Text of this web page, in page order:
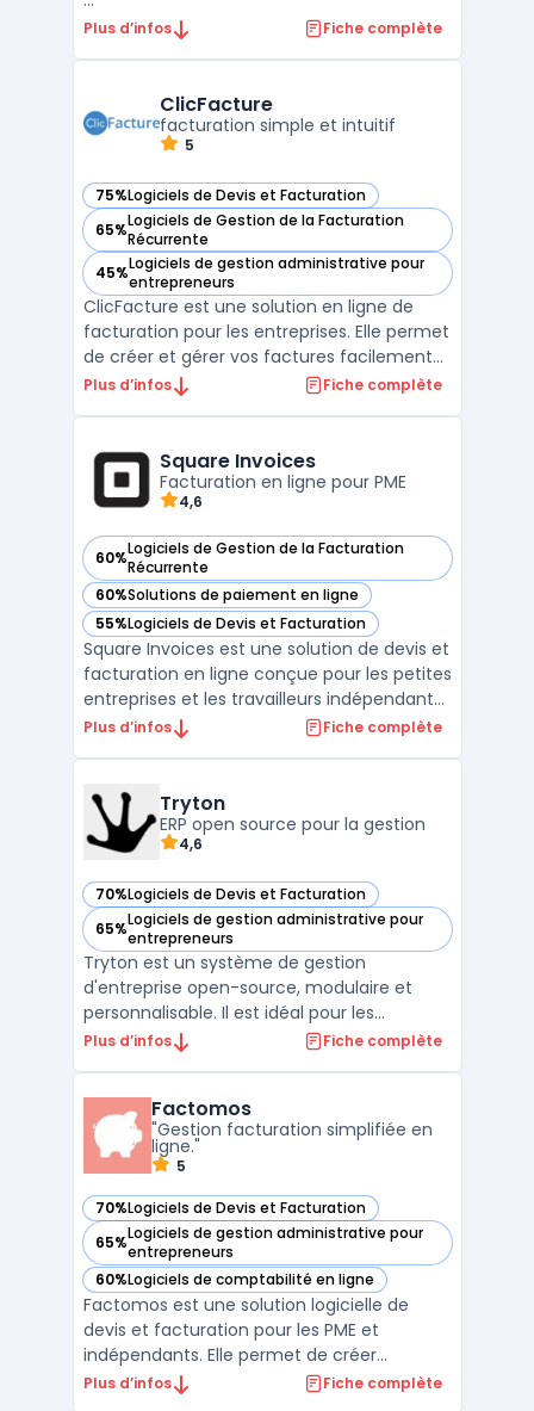
Plus d’infos Fiche complète
ClicFacture
facturation simple et intuitif
5
75%Logiciels de Devis et Facturation
— voir ClicFacture dans cette catégorie
65%Logiciels de Gestion de la Facturation
Récurrente
— voir ClicFacture dans cette catégorie
45%Logiciels de gestion administrative pour
entrepreneurs
— voir ClicFacture dans cette catégorie
ClicFacture est une solution en ligne de
facturation pour les entreprises. Elle permet
de créer et gérer vos factures facilement
et rapidement. ClicFacture offre des
clients. Avec ClicFacture, vous pouvez
suivre l'évolu ...
Plus d’infos Fiche complète
Square Invoices
Facturation en ligne pour PME
4,6
60%Logiciels de Gestion de la Facturation
Récurrente
— voir Square Invoices dans cette catégorie
60%Solutions de paiement en ligne
— voir Square Invoices dans cette catégorie
55%Logiciels de Devis et Facturation
— voir Square Invoices dans cette catégorie
Square Invoices est une solution de devis et
facturation en ligne conçue pour les petites
entreprises et les travailleurs indépendants.
Avec Square Invoices, vous pouvez créer,
également des fonctionnalités de
paiement ...
Plus d’infos Fiche complète
Tryton
ERP open source pour la gestion
4,6
70%Logiciels de Devis et Facturation
— voir Tryton dans cette catégorie
65%Logiciels de gestion administrative pour
entrepreneurs
— voir Tryton dans cette catégorie
Tryton est un système de gestion
d'entreprise open-source, modulaire et
personnalisable. Il est idéal pour les
entreprises ayant des besoins spécifiques
fonctionnalités de base pour la gestion de
la chaîne d'approvisionnement ...
Plus d’infos Fiche complète
Factomos
"Gestion facturation simplifiée en
ligne."
5
70%Logiciels de Devis et Facturation
— voir Factomos dans cette catégorie
65%Logiciels de gestion administrative pour
entrepreneurs
— voir Factomos dans cette catégorie
60%Logiciels de comptabilité en ligne
— voir Factomos dans cette catégorie
Factomos est une solution logicielle de
devis et facturation pour les PME et
indépendants. Elle permet de créer
facilement des devis et des factures
Plus d’infos Fiche complète